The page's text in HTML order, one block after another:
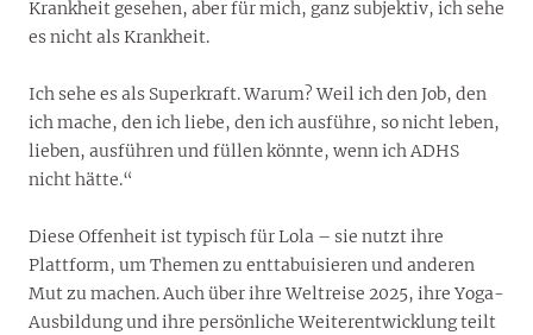
Krankheit gesehen, aber für mich, ganz subjektiv, ich sehe
es nicht als Krankheit.
Ich sehe es als Superkraft. Warum? Weil ich den Job, den
ich mache, den ich liebe, den ich ausführe, so nicht leben,
lieben, ausführen und füllen könnte, wenn ich ADHS
nicht hätte.“
Diese Offenheit ist typisch für Lola – sie nutzt ihre
Plattform, um Themen zu enttabuisieren und anderen
Mut zu machen. Auch über ihre Weltreise 2025, ihre Yoga-
Ausbildung und ihre persönliche Weiterentwicklung teilt